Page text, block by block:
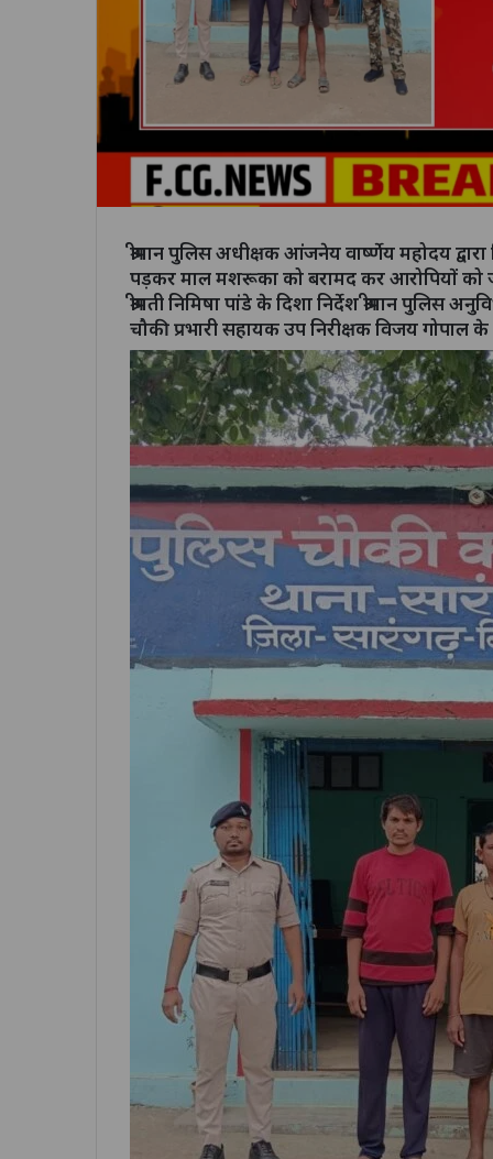
श्रीमान पुलिस अधीक्षक आंजनेय वार्ष्णेय महोदय
पड़कर माल मशरूका को बरामद कर आरोपियों को
श्रीमती निमिषा पांडे के दिशा निर्देश श्रीमान पुलिस
चौकी प्रभारी सहायक उप निरीक्षक विजय गोपाल